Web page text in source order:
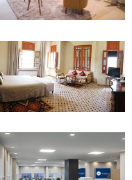
réalisation
MAISON D'HÔTE
ASAL -
MARRAKECH
2012-Conception et
aménagement
PROJET DE CALL
CENTER